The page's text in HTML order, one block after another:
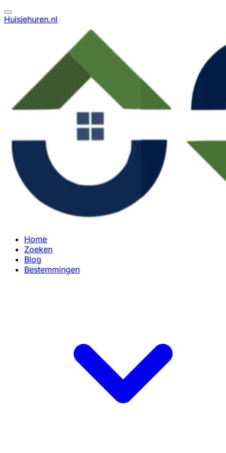
Huisjehuren.nl
Home
Zoeken
Blog
Bestemmingen